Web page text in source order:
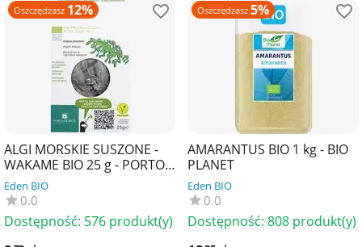
Oszczędzasz 12%
ALGI MORSKIE SUSZONE -
WAKAME BIO 25 g - PORTO
MUINOS
Eden BIO
0.0
Dostępność: 576 produkt(y)
Oszczędzasz 5%
AMARANTUS BIO 1 kg - BIO
PLANET
Eden BIO
0.0
Dostępność: 808 produkt(y)